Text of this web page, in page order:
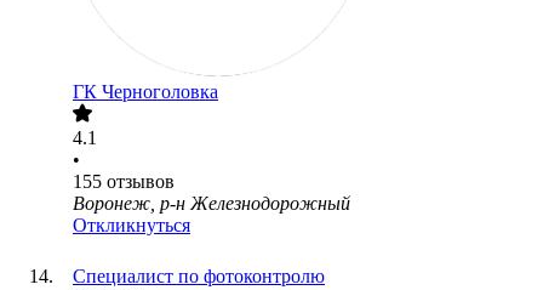
ГК Черноголовка
4.1
•
155 отзывов
Воронеж, р-н Железнодорожный
Откликнуться
Специалист по фотоконтролю